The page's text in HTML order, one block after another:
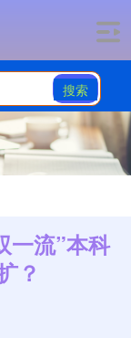
搜索
一流”本科
？